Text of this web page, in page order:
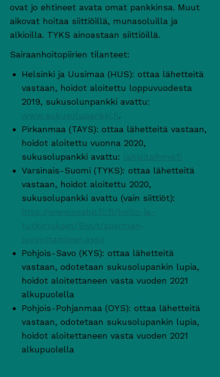
ovat jo ehtineet avata omat pankkinsa. Muut
aikovat hoitaa siittiöillä, munasoluilla ja
alkioilla. TYKS ainoastaan siittiöillä.
Sairaanhoitopiirien tilanteet:
Helsinki ja Uusimaa (HUS): ottaa lähetteitä
vastaan, hoidot aloitettu loppuvuodesta
2019, sukusolunpankki avattu:
www.sukusolupankki.fi.
Pirkanmaa (TAYS): ottaa lähetteitä vastaan,
hoidot aloitettu vuonna 2020,
sukusolupankki avattu: lahjoitaihme.fi
Varsinais-Suomi (TYKS): ottaa lähetteitä
vastaan, hoidot aloitettu 2020,
sukusolupankki avattu (vain siittiöt):
http://www.vsshp.fi/fi/hoito-ja-
tutkimukset/Sivut/sperman-
luovuttaminen.aspx
Pohjois-Savo (KYS): ottaa lähetteitä
vastaan, odotetaan sukusolupankin lupia,
hoidot aloitettaneen vasta vuoden 2021
alkupuolella
Pohjois-Pohjanmaa (OYS): ottaa lähetteitä
vastaan, odotetaan sukusolupankin lupia,
hoidot aloitettaneen vasta vuoden 2021
alkupuolella